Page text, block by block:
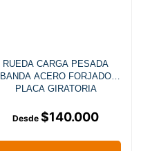
RUEDA CARGA PESADA
BANDA ACERO FORJADO
PLACA GIRATORIA
$140.000